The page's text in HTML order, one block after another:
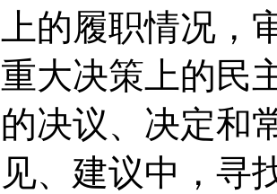
上的履职情况，
重大决策上的民
的决议、决定和
见、建议中，寻